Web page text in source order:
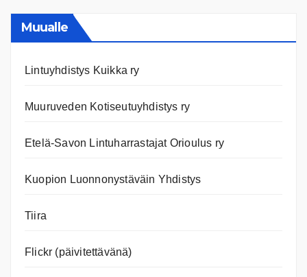
Muualle
Lintuyhdistys Kuikka ry
Muuruveden Kotiseutuyhdistys ry
Etelä-Savon Lintuharrastajat Orioulus ry
Kuopion Luonnonystäväin Yhdistys
Tiira
Flickr (päivitettävänä)